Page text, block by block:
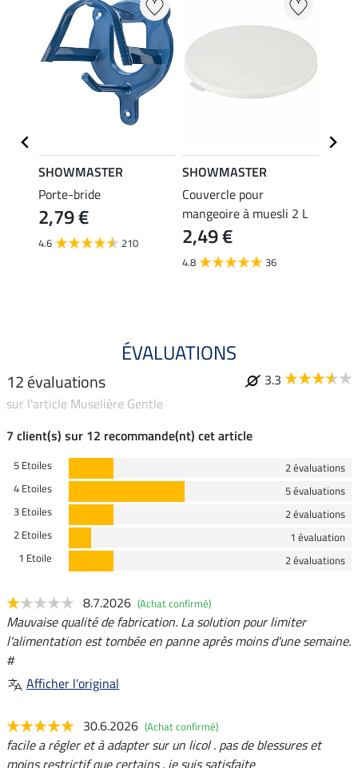
SHOWMASTER
Porte-bride
2,79 €
4.6 210
SHOWMASTER
Couvercle pour
mangeoire à muesli 2 L
2,49 €
4.8 36
ÉVALUATIONS
12 évaluations
3.3
sur l'article Muselière Gentle
7 client(s) sur 12 recommande(nt) cet article
5 Etoiles
2 évaluations
4 Etoiles
5 évaluations
3 Etoiles
2 évaluations
2 Etoiles
1 évaluation
1 Etoile
2 évaluations
8.7.2026 (Achat confirmé)
Mauvaise qualité de fabrication. La solution pour limiter
l'alimentation est tombée en panne après moins d'une semaine.
#
Afficher l'original
30.6.2026 (Achat confirmé)
facile a régler et à adapter sur un licol . pas de blessures et
moins restrictif que certains . je suis satisfaite